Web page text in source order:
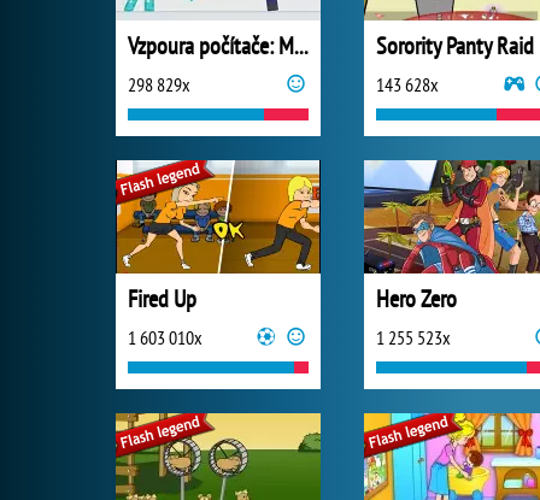
Vzpoura počítače: Minecraft
298 829x
Sorority Panty Raid
143 628x
Fired Up
1 603 010x
Hero Zero
1 255 523x